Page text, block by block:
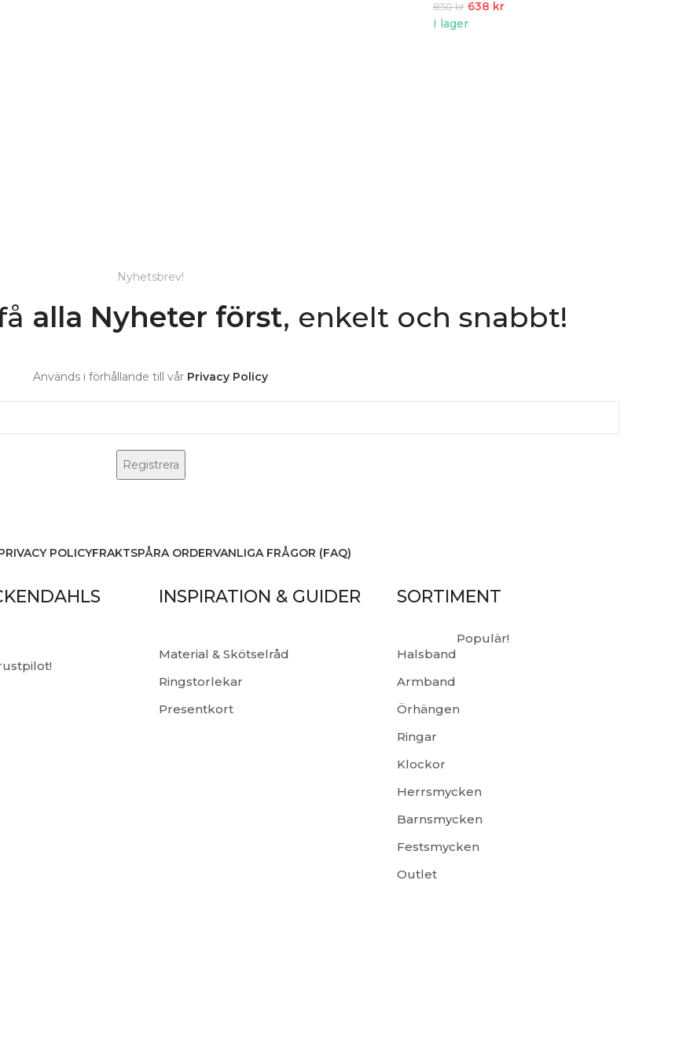
850kr 638 kr
I lager
Nyhetsbrev!
alla Nyheter först, enkelt och snabbt!
Används i förhållande till vår Privacy Policy
POLICYFRAKTSPÅRA ORDERVANLIGA FRÅGOR (FAQ)
INSPIRATION & GUIDER
Material & Skötselråd
Ringstorlekar
Presentkort
SORTIMENT
Halsband
Populär!
Armband
Örhängen
Ringar
Klockor
Herrsmycken
Barnsmycken
Festsmycken
Outlet